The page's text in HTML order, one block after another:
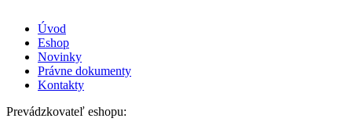
Úvod
Eshop
Novinky
Právne dokumenty
Kontakty
Prevádzkovateľ eshopu: